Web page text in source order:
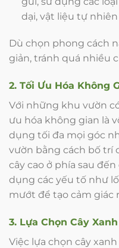
dại, vật liệu tự
Dù chọn phong cách
giản, tránh quá nhiều
2. Tối Ưu Hóa Không
Với những khu vườn
ưu hóa không gian là
dụng tối đa mọi góc
vườn bằng cách bố trí
cây cao ở phía sau
dụng các yếu tố như
mướt để tạo cảm giác
3. Lựa Chọn Cây
Việc lựa chọn cây